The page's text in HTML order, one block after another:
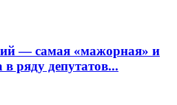
— самая «мажорная» и
ряду депутатов...